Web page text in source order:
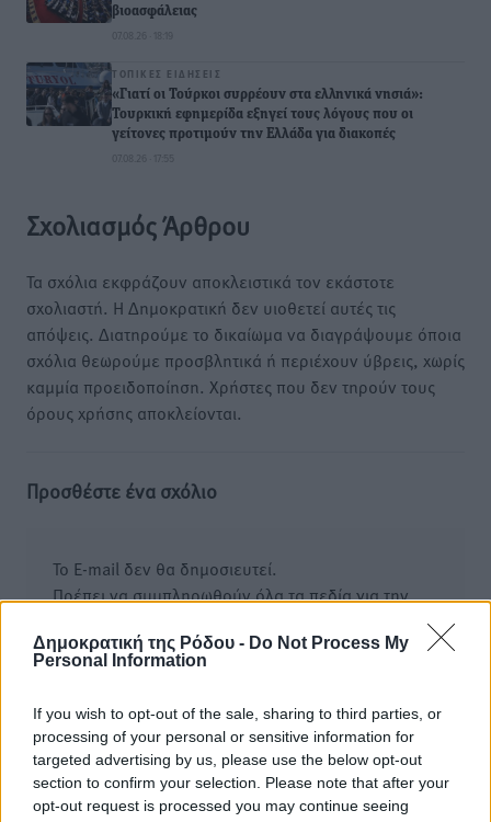
Δημοκρατική της Ρόδου - Do Not Process My
Personal Information
If you wish to opt-out of the sale, sharing to third parties, or
processing of your personal or sensitive information for
targeted advertising by us, please use the below opt-out
section to confirm your selection. Please note that after your
opt-out request is processed you may continue seeing
βιοασφάλειας
07.08.26 · 18:19
ΤΟΠΙΚΈΣ ΕΙΔΉΣΕΙΣ
«Γιατί οι Τούρκοι συρρέουν στα ελληνικά νησιά»:
Τουρκική εφημερίδα εξηγεί τους λόγους που οι
γείτονες προτιμούν την Ελλάδα για διακοπές
07.08.26 · 17:55
Σχολιασμός Άρθρου
Τα σχόλια εκφράζουν αποκλειστικά τον εκάστοτε
σχολιαστή. Η Δημοκρατική δεν υιοθετεί αυτές τις
απόψεις. Διατηρούμε το δικαίωμα να διαγράψουμε όποια
σχόλια θεωρούμε προσβλητικά ή περιέχουν ύβρεις, χωρίς
καμμία προειδοποίηση. Χρήστες που δεν τηρούν τους
όρους χρήσης αποκλείονται.
Προσθέστε ένα σχόλιο
Το E-mail δεν θα δημοσιευτεί.
Πρέπει να συμπληρωθούν όλα τα πεδία για την
Όνοματεπώνυμο
Φύλαξε τα στοιχεία μου για την επόμενη φορά.